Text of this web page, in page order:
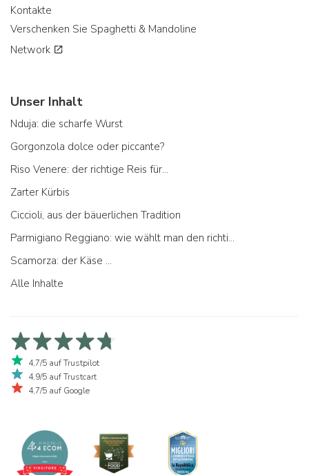
Kontakte
Verschenken Sie Spaghetti & Mandoline
Network
Unser Inhalt
Nduja: die scharfe Wurst
Gorgonzola dolce oder piccante?
Riso Venere: der richtige Reis für...
Zarter Kürbis
Ciccioli, aus der bäuerlichen Tradition
Parmigiano Reggiano: wie wählt man den richtigen aus
Scamorza: der Käse ...
Alle Inhalte
4,7/5 auf Trustpilot
4,9/5 auf Trustcart
4,7/5 auf Google